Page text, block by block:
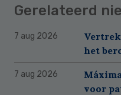
Gerelateerd
7 aug 2026
het
7 aug 2026
voor